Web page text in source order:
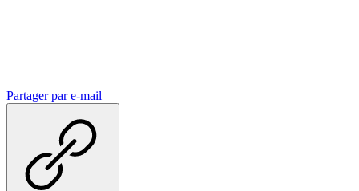
Partager par e-mail